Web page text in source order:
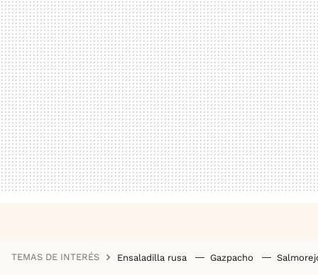
TEMAS DE INTERÉS Ensaladilla rusa Gazpacho